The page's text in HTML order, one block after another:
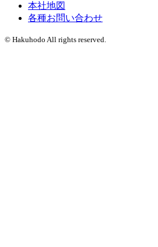
本社地図
各種お問い合わせ
© Hakuhodo All rights reserved.